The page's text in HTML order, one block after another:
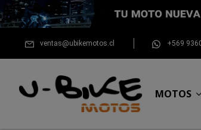
ventas@ubikemotos.cl +569
MOTOS